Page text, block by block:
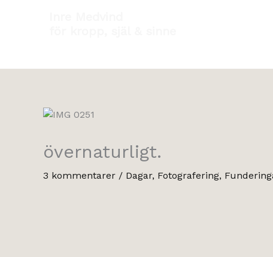
övernaturligt.
3 kommentarer / Dagar, Fotografering,